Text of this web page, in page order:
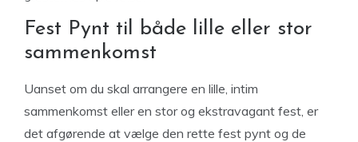
Fest Pynt til både lille eller stor
sammenkomst
Uanset om du skal arrangere en lille, intim
sammenkomst eller en stor og ekstravagant fest, er
det afgørende at vælge den rette fest pynt og de